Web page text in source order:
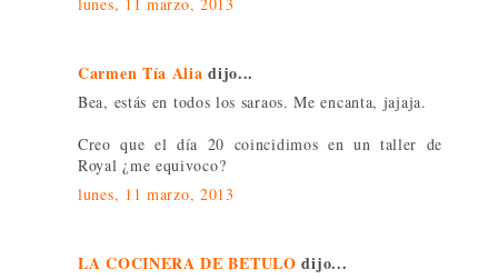
Carmen Tía Alia dijo...
Bea, estás en todos los saraos. Me encanta, jajaja.
Creo que el día 20 coincidimos en un taller de
Royal ¿me equivoco?
lunes, 11 marzo, 2013
LA COCINERA DE BETULO dijo...